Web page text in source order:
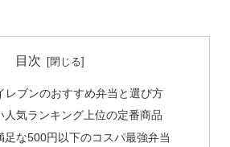
目次
レブンのおすすめ弁当と選び方
人気ランキング上位の定番商品
足な500円以下のコスパ最強弁当